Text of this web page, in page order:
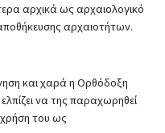
αρχικά ως αρχαιολογικό
αρχαιοτήτων.
και χαρά η Ορθόδοξη
να της παραχωρηθεί
χρήση του ως